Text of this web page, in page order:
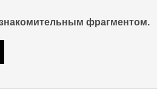
фрагментом.